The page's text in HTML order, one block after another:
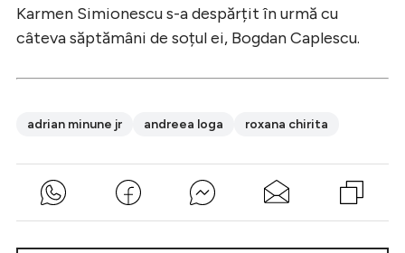
Karmen Simionescu s-a despărțit în urmă cu
câteva săptămâni de soțul ei, Bogdan Caplescu.
adrian minune jr andreea loga roxana chirita